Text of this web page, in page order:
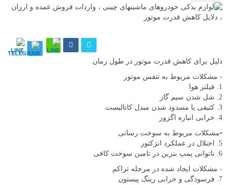
دلیل برای کاهش قدرت موتور در طول زمان
- مشکلات مربوط به تنفس موتور
1. فیلتر هوا
2. شل شدن سیم گاز
3. کثیفی یا مسدود شدن مبدل کاتالیست
4. خرابی انباره اگزوز
▫️مشکلات مربوط به سوخت رسانی
5. اختلال در عملکرد انژکتور
6. ناتوانی پمپ بنزین در تامین سوخت کافی
- مشکلات ایجاد شده در مرحله تراکم
7. فرسودگی و خرابی رینگ پیستون